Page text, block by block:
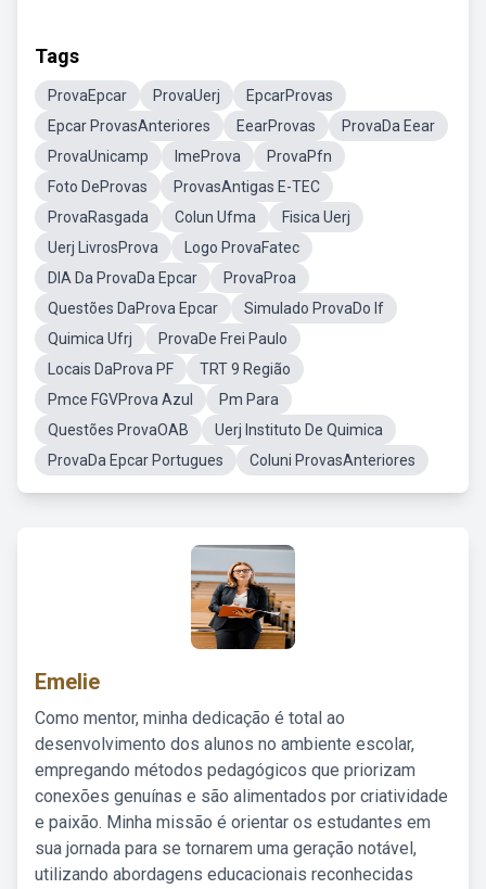
Tags
ProvaEpcar ProvaUerj
EpcarProvas
Epcar ProvasAnteriores
EearProvas
ProvaDa Eear
ProvaUnicamp
ImeProva
ProvaPfn
Foto DeProvas
ProvasAntigas E-TEC
ProvaRasgada
Colun Ufma
Fisica Uerj
Uerj LivrosProva
Logo ProvaFatec
DIA Da ProvaDa Epcar
ProvaProa
Questões DaProva Epcar
Simulado ProvaDo If
Quimica Ufrj
ProvaDe Frei Paulo
Locais DaProva PF
TRT 9 Região
Pmce FGVProva Azul
Pm Para
Questões ProvaOAB
Uerj Instituto De Quimica
ProvaDa Epcar Portugues
Coluni ProvasAnteriores
Emelie
Como mentor, minha dedicação é total ao
desenvolvimento dos alunos no ambiente escolar,
empregando métodos pedagógicos que priorizam
conexões genuínas e são alimentados por criatividade
e paixão. Minha missão é orientar os estudantes em
sua jornada para se tornarem uma geração notável,
utilizando abordagens educacionais reconhecidas